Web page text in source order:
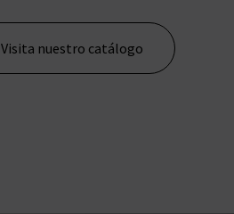
Visita nuestro catálogo